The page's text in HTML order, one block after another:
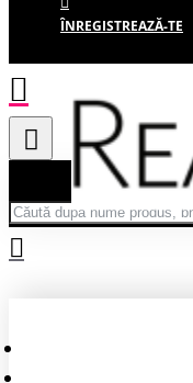
ÎNREGISTREAZĂ-TE
Căută după nume